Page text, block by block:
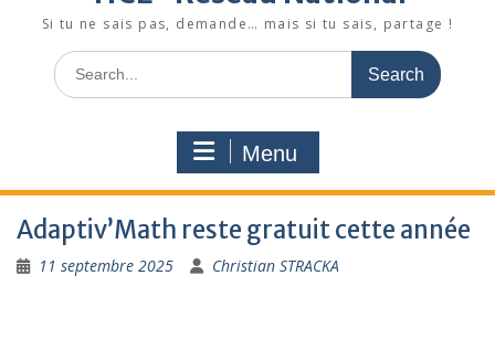
Si tu ne sais pas, demande… mais si tu sais, partage !
Search
for:
Menu
Adaptiv’Math reste gratuit cette année
11 septembre 2025 Christian STRACKA